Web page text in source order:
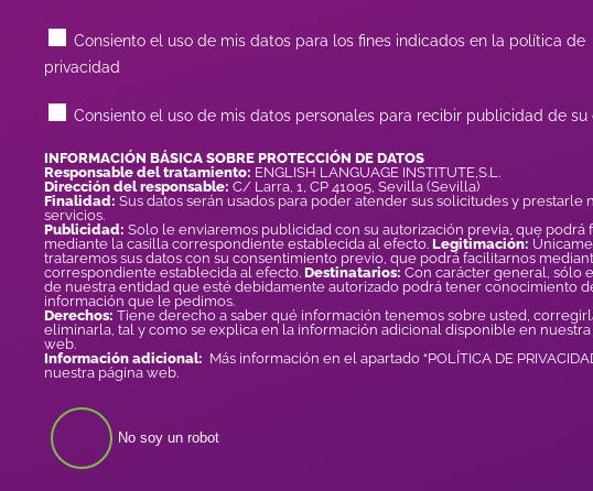
Consiento el uso de mis datos para los fines indicados en la política de
privacidad
Consiento el uso de mis datos personales para recibir publicidad de su
INFORMACIÓN BÁSICA SOBRE PROTECCIÓN DE DATOS
Responsable del tratamiento: ENGLISH LANGUAGE INSTITUTE,S.L.
Dirección del responsable: C/ Larra, 1, CP 41005, Sevilla (Sevilla)
Finalidad: Sus datos serán usados para poder atender sus solicitudes y prestarle
servicios.
Publicidad: Solo le enviaremos publicidad con su autorización previa, que podrá
mediante la casilla correspondiente establecida al efecto. Legitimación:
trataremos sus datos con su consentimiento previo, que podrá facilitarnos
correspondiente establecida al efecto. Destinatarios: Con carácter general, sólo
de nuestra entidad que esté debidamente autorizado podrá tener conocimiento
información que le pedimos.
Derechos: Tiene derecho a saber qué información tenemos sobre usted,
eliminarla, tal y como se explica en la información adicional disponible en
web.
Información adicional: Más información en el apartado “POLÍTICA DE
nuestra página web.
No soy un robot